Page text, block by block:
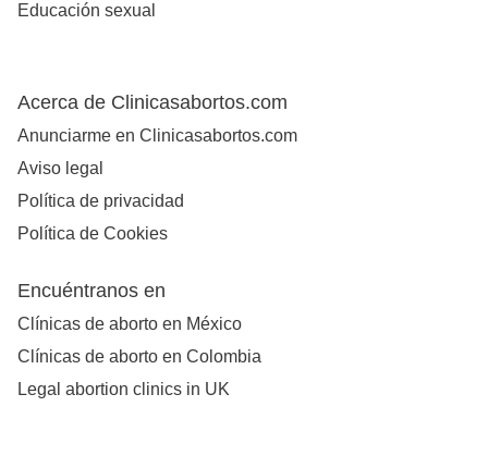
Educación sexual
Acerca de Clinicasabortos.com
Anunciarme en Clinicasabortos.com
Aviso legal
Política de privacidad
Política de Cookies
Encuéntranos en
Clínicas de aborto en México
Clínicas de aborto en Colombia
Legal abortion clinics in UK